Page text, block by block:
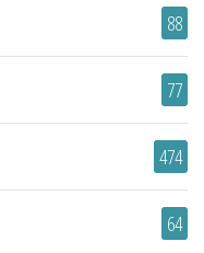
88
77
474
64